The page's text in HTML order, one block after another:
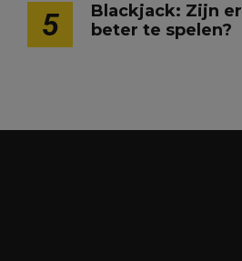
5
Blackjack: Zijn
beter te spelen?